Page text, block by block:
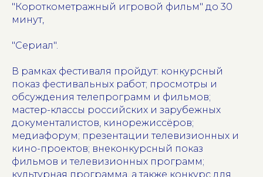
"Короткометражный игровой фильм" до 30
минут,
"Сериал".
В рамках фестиваля пройдут: конкурсный
показ фестивальных работ; просмотры и
обсуждения телепрограмм и фильмов;
мастер-классы российских и зарубежных
документалистов, кинорежиссёров;
медиафорум; презентации телевизионных и
кино-проектов; внеконкурсный показ
фильмов и телевизионных программ;
культурная программа, а также конкурс для